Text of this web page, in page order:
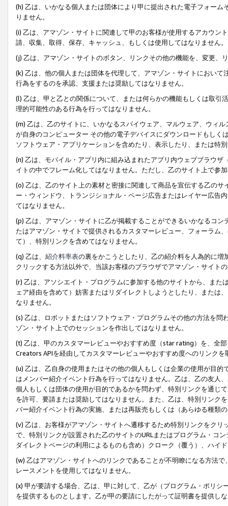
(h) 乙は、いかなる個人または団体により甲に提出された電子フォー
りません。
(i) 乙は、アマゾン・サイトに関連して甲のお客様が使用するアカウン
請、収集、取得、保存、キャッシュ、もしくは使用してはなりません。
(j) 乙は、アマゾン・サイトのボタン、リンクその他の機能を、変更、
(k) 乙は、他の個人または団体を代理して、アマゾン・サイトにおい
行為をするのを承認、支援または奨励してはなりません。
(l) 乙は、甲と乙との関係について、または何らかの機能もしくは取
理的可能性のある行為を行ってはなりません。
(m) 乙は、乙のサイトに、いかなるスパイウェア、マルウェア、ウィ
が自身のコンピューター その他の電子デバイスにダウンロードもし
ソフトウェア・アプリケーションを含めたり、表示したり、または特
(n) 乙は、モバイル・アプリ内に組み込まれたアプリ内ウェブブラウ
イトの中でフレーム化してはなりません。ただし、乙のサイト上で参
(o) 乙は、乙のサイト上の素材と密接に関連して商品を宣伝する乙の
ー・ウィンドウ、トランジショナル・ページ広告またはレイヤー広告
てはなりません。
(p) 乙は、アマゾン・サイトに乙が掲載することができるいかなるコ
たはアマゾン・サイトで提供されるカスタマーレビュー、フォーラム
て）、特別リンクを含めてはなりません。
(q) 乙は、 紹介料率表の裏をかこうとしたり、乙の紹介料を人為的に
クリックする方法以外で、当該お客様のブラウザでアマゾン・サイト
(r) 乙は、アソシエイト・プログラムに参加する他のサイトから、ま
ェア経由を含めて）妨害またはリダイレクトしようとしたり、または
なりません。
(s) 乙は、ロボットまたはソフトウェア・プログラムその他の方法を
ゾン・サイト上でのセッションを作出してはなりません。
(t) 乙は、甲のカスタマーレビューやおすすめ度（star rating）を、全
Creators APIを経由してカスタマーレビューやおすすめ度へのリンクを
(u) 乙は、乙自身の使用またはその他の個人もしくは企業の使用が目
はメンバー紹介イベント行為を行ってはなりません。乙は、乙の友人
個人もしくは団体の使用が目的であるかを問わず、特別リンクを通じ
を許可、要請または奨励してはなりません。また、乙は、特別リンク
バー紹介イベント行為の実施、または再販売もしくは（あらゆる種類
(v) 乙は、お客様がアマゾン・サイトへ遷移するため特別リンクをク
で、特別リンクが設置された乙のサイトのURLまたはプログラム・コ
ダイレクトページの利用によるものも含め）クローク（覆う）、ハイ
(w) 乙はアマゾン・サイトへのリンクであることが不明瞭になる方法
レースメントを使用してはなりません。
(x) 甲が要請する場合、乙は、甲に対して、乙が（プログラム・ポリ
を提供するものとします。乙が甲の要請にしたがって証明書を提供し